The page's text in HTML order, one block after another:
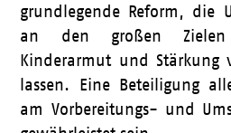
grundlegende Reform, die
an den großen Zielen
Kinderarmut und Stärkung
lassen. Eine Beteiligung
am Vorbereitungs- und